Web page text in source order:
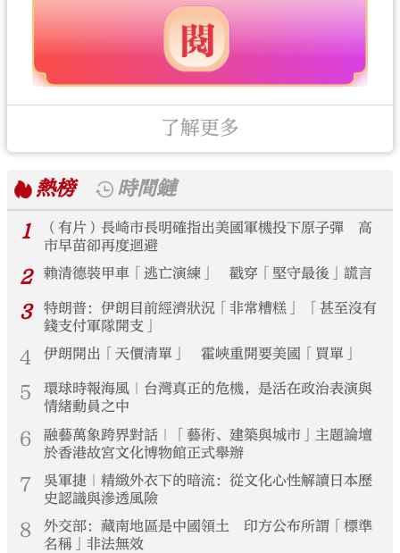
了解更多
熱榜
時間鏈
1
（有片）長崎市長明確指出美國軍機投下原子彈 高
市早苗卻再度迴避
2 賴清德裝甲車「逃亡演練」 戳穿「堅守最後」謊言
3
特朗普：伊朗目前經濟狀況「非常糟糕」 「甚至沒有
錢支付軍隊開支」
4 伊朗開出「天價清單」 霍峽重開要美國「買單」
5
環球時報海風｜台灣真正的危機，是活在政治表演與
情緒動員之中
6
融藝萬象跨界對話｜「藝術、建築與城市」主題論壇
於香港故宮文化博物館正式舉辦
7
吳軍捷｜精緻外衣下的暗流：從文化心性解讀日本歷
史認識與滲透風險
8
外交部：藏南地區是中國領土 印方公布所謂「標準
名稱」非法無效